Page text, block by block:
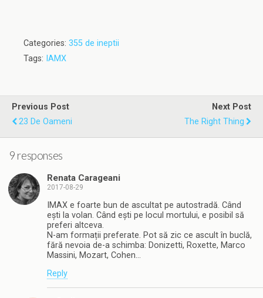
Categories: 355 de ineptii
Tags: IAMX
Previous Post
23 De Oameni
Next Post
The Right Thing
9 responses
Renata Carageani
2017-08-29
IMAX e foarte bun de ascultat pe autostradă. Când
ești la volan. Când ești pe locul mortului, e posibil să
preferi altceva.
N-am formații preferate. Pot să zic ce ascult în buclă,
fără nevoia de-a schimba: Donizetti, Roxette, Marco
Massini, Mozart, Cohen…
Reply